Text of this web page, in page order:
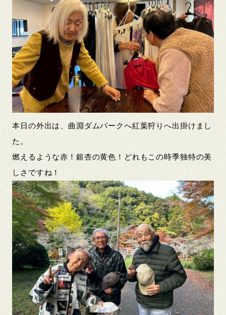
本日の外出は、曲淵ダムパークへ紅葉狩りへ出掛けまし
た。
燃えるような赤！銀杏の黄色！どれもこの時季独特の美
しさですね！